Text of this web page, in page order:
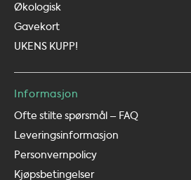
Økologisk
Gavekort
UKENS KUPP!
Informasjon
Ofte stilte spørsmål – FAQ
Leveringsinformasjon
Personvernpolicy
Kjøpsbetingelser